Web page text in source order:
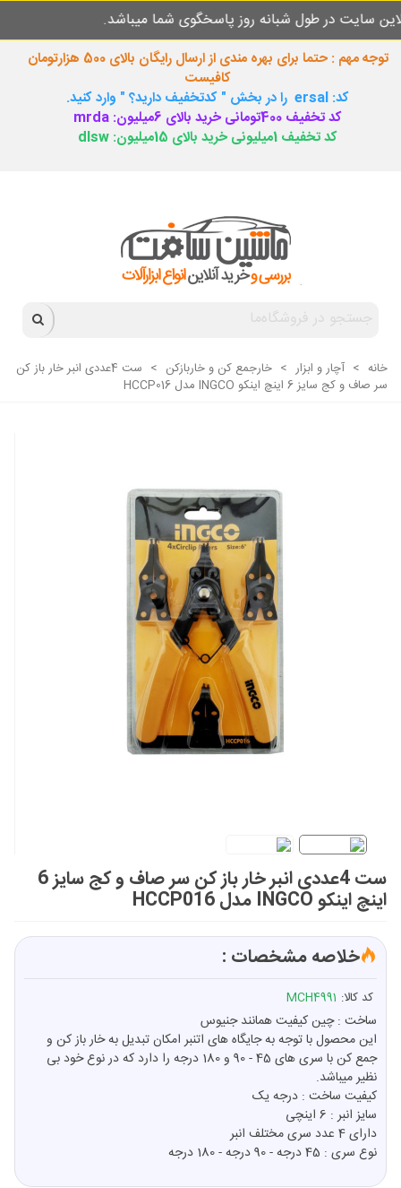
طول شبانه روز پاسخگوی شما میباشد.
توجه مهم : حتما برای بهره مندی از ارسال رایگان بالای 500 هزارتومان
کافیست
کد: ersal را در بخش " کدتخفیف دارید؟ " وارد کنید.
کد تخفیف 400تومانی خرید بالای 6میلیون: mrda
کد تخفیف 1میلیونی خرید بالای 15میلیون: dlsw
خانه > آچار و ابزار > خارجمع کن و خاربازکن >
ست 4عددی انبر خار باز کن
سر صاف و کج سایز 6 اینچ اینکو INGCO مدل HCCP016
ست 4عددی انبر خار باز کن سر صاف و کج سایز 6
اینچ اینکو INGCO مدل HCCP016
خلاصه مشخصات :
کد کالا: MCH4991
ساخت : چین کیفیت همانند جنیوس
این محصول با توجه به جایگاه های اتنبر امکان تبدیل به خار باز کن و
جمع کن با سری های 45 - 90 و 180 درجه را دارد که در نوع خود بی
نظیر میباشد.
کیفیت ساخت : درجه یک
سایز انبر : 6 اینچی
دارای 4 عدد سری مختلف انبر
نوع سری : 45 درجه - 90 درجه - 180 درجه